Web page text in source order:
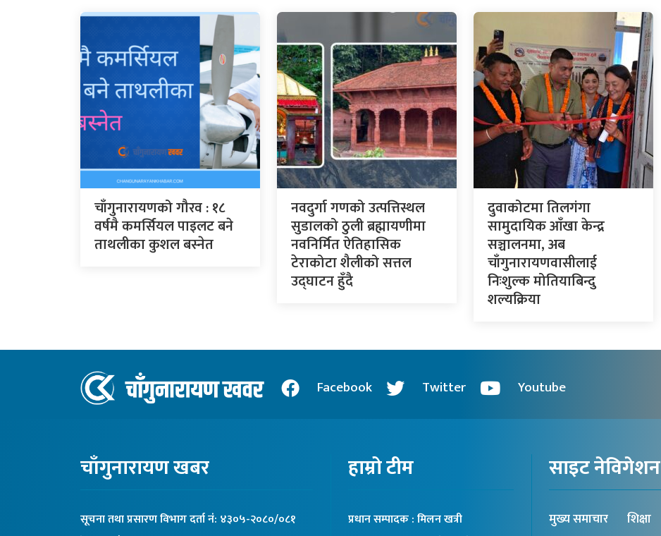
चाँगुनारायणको गौरव : १८
वर्षमै कमर्सियल पाइलट बने
ताथलीका कुशल बस्नेत
नवदुर्गा गणको उत्पत्तिस्थल
सुडालको ठुली ब्रह्मायणीमा
नवनिर्मित ऐतिहासिक
टेराकोटा शैलीको सत्तल
उद्घाटन हुँदै
दुवाकोटमा तिलगंगा
सामुदायिक आँखा केन्द्र
सञ्चालनमा, अब
चाँगुनारायणवासीलाई
निःशुल्क मोतियाबिन्दु
शल्यक्रिया
Facebook Twitter Youtube
चाँगुनारायण खबर
सूचना तथा प्रसारण विभाग दर्ता नंं: ४३०५-२०८०/०८१
हाम्रो टीम
प्रधान सम्पादक : मिलन खत्री
साइट नेविगेशन
मुख्य समाचार
शिक्षा